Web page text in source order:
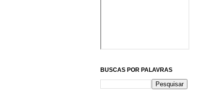
BUSCAS POR PALAVRAS